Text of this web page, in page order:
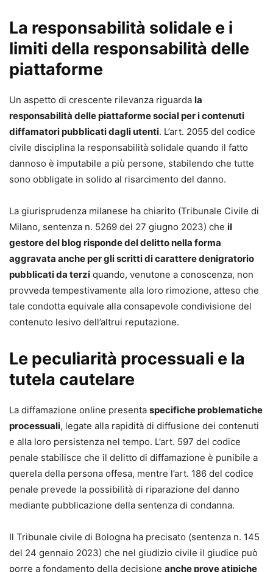
La responsabilità solidale e i
limiti della responsabilità delle
piattaforme
Un aspetto di crescente rilevanza riguarda la
responsabilità delle piattaforme social per i contenuti
diffamatori pubblicati dagli utenti. L’art. 2055 del codice
civile disciplina la responsabilità solidale quando il fatto
dannoso è imputabile a più persone, stabilendo che tutte
sono obbligate in solido al risarcimento del danno.
La giurisprudenza milanese ha chiarito (Tribunale Civile di
Milano, sentenza n. 5269 del 27 giugno 2023) che il
gestore del blog risponde del delitto nella forma
aggravata anche per gli scritti di carattere denigratorio
pubblicati da terzi quando, venutone a conoscenza, non
provveda tempestivamente alla loro rimozione, atteso che
tale condotta equivale alla consapevole condivisione del
contenuto lesivo dell’altrui reputazione.
Le peculiarità processuali e la
tutela cautelare
La diffamazione online presenta specifiche problematiche
processuali, legate alla rapidità di diffusione dei contenuti
e alla loro persistenza nel tempo. L’art. 597 del codice
penale stabilisce che il delitto di diffamazione è punibile a
querela della persona offesa, mentre l’art. 186 del codice
penale prevede la possibilità di riparazione del danno
mediante pubblicazione della sentenza di condanna.
Il Tribunale civile di Bologna ha precisato (sentenza n. 145
del 24 gennaio 2023) che nel giudizio civile il giudice può
porre a fondamento della decisione anche prove atipiche